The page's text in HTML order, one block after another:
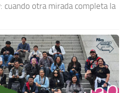
cuando otra mirada completa la